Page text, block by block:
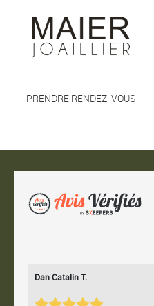
PRENDRE RENDEZ-VOUS
Dan Catalin T.